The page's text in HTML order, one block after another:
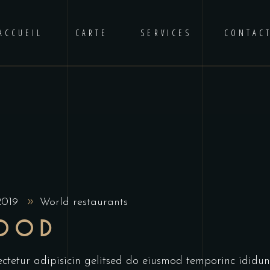
CARTE SERVICES
World restaurants
adipisicin gelitsed do eiusmod temporinc